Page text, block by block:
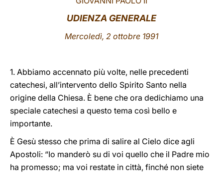
LATINE
UDIENZA GENERALE
Mercoledì, 2 ottobre 1991
1. Abbiamo accennato più volte, nelle precedenti
catechesi, all’intervento dello Spirito Santo nella
origine della Chiesa. È bene che ora dedichiamo una
speciale catechesi a questo tema così bello e
importante.
È Gesù stesso che prima di salire al Cielo dice agli
Apostoli: “Io manderò su di voi quello che il Padre mio
ha promesso; ma voi restate in città, finché non siete